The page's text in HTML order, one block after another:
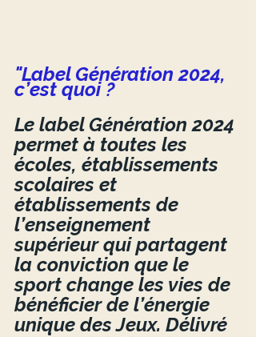
"Label Génération 2024,
c’est quoi ?
Le label Génération 2024
permet à toutes les
écoles, établissements
scolaires et
établissements de
l’enseignement
supérieur qui partagent
la conviction que le
sport change les vies de
bénéficier de l’énergie
unique des Jeux. Délivré